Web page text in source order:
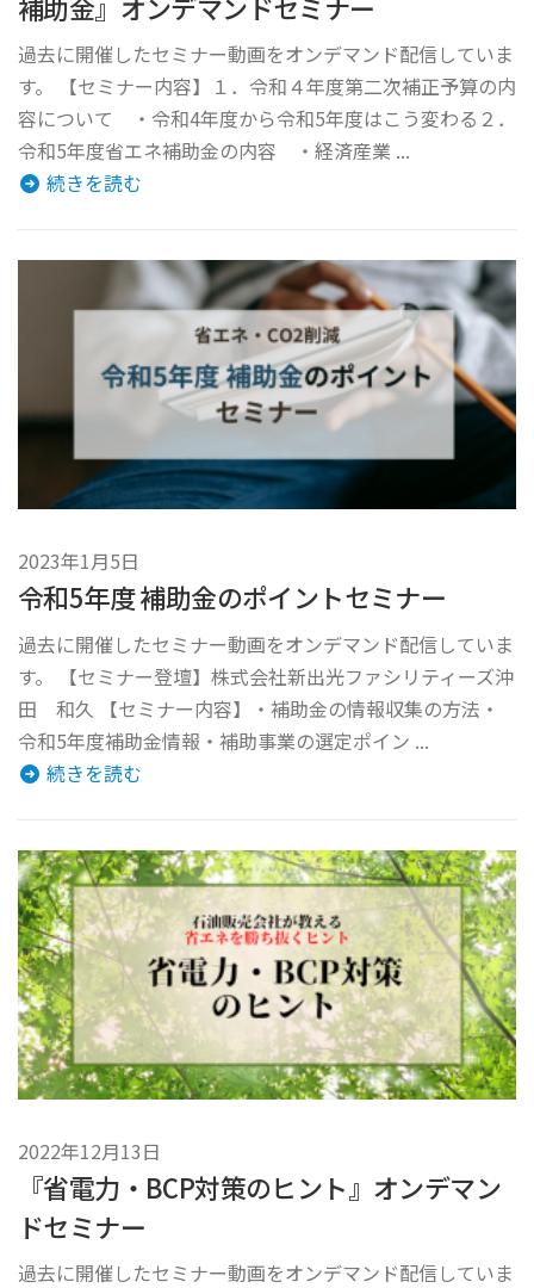
過去に開催したセミナー動画をオンデマンド配信していま
す。 【セミナー内容】１．令和４年度第二次補正予算の内
容について ・令和4年度から令和5年度はこう変わる２．
令和5年度省エネ補助金の内容 ・経済産業 ...
続きを読む
2023年1月5日
令和5年度 補助金のポイントセミナー
過去に開催したセミナー動画をオンデマンド配信していま
す。 【セミナー登壇】株式会社新出光ファシリティーズ沖
田 和久 【セミナー内容】・補助金の情報収集の方法・
令和5年度補助金情報・補助事業の選定ポイン ...
続きを読む
2022年12月13日
『省電力・BCP対策のヒント』オンデマン
ドセミナー
過去に開催したセミナー動画をオンデマンド配信していま